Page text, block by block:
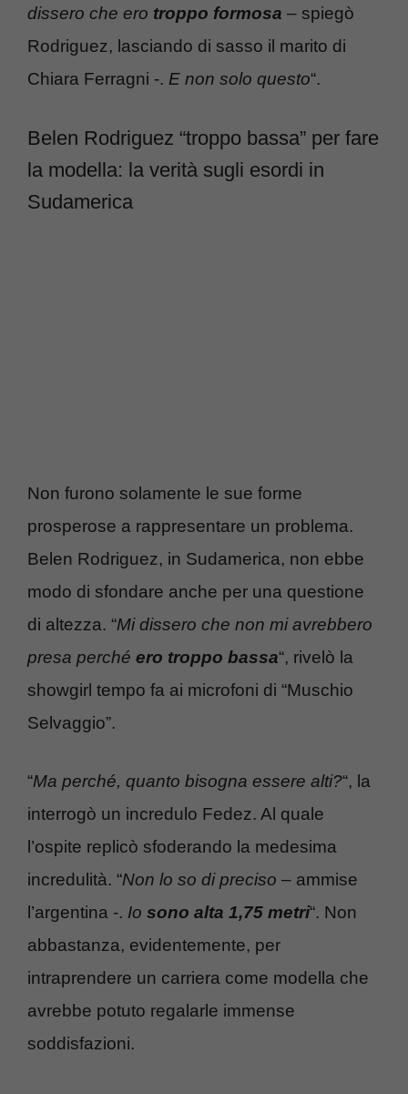
dissero che ero troppo formosa – spiegò
Rodriguez, lasciando di sasso il marito di
Chiara Ferragni -. E non solo questo“.
Belen Rodriguez “troppo bassa” per fare
la modella: la verità sugli esordi in
Sudamerica
Non furono solamente le sue forme
prosperose a rappresentare un problema.
Belen Rodriguez, in Sudamerica, non ebbe
modo di sfondare anche per una questione
di altezza. “Mi dissero che non mi avrebbero
presa perché ero troppo bassa“, rivelò la
showgirl tempo fa ai microfoni di “Muschio
Selvaggio”.
“Ma perché, quanto bisogna essere alti?“, la
interrogò un incredulo Fedez. Al quale
l’ospite replicò sfoderando la medesima
incredulità. “Non lo so di preciso – ammise
l’argentina -. Io sono alta 1,75 metri“. Non
abbastanza, evidentemente, per
intraprendere un carriera come modella che
avrebbe potuto regalarle immense
soddisfazioni.